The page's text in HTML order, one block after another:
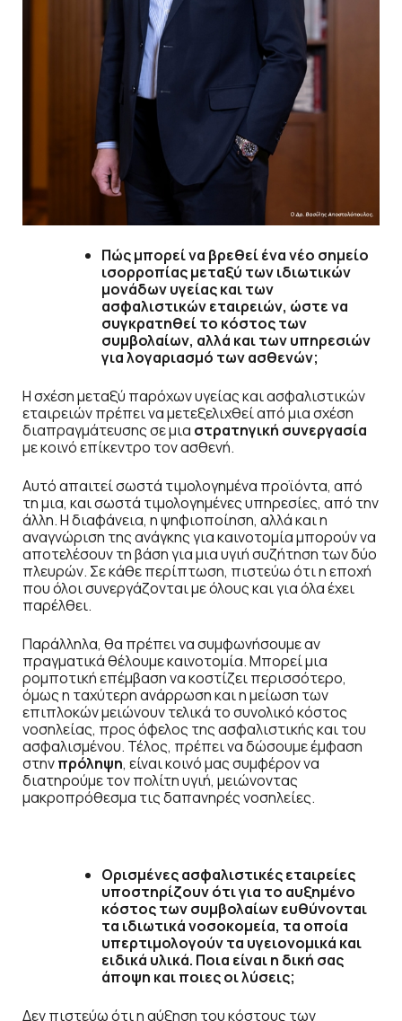
Πώς μπορεί να βρεθεί ένα νέο σημείο
ισορροπίας μεταξύ των ιδιωτικών
μονάδων υγείας και των
ασφαλιστικών εταιρειών, ώστε να
συγκρατηθεί το κόστος των
συμβολαίων, αλλά και των υπηρεσιών
για λογαριασμό των ασθενών;
Η σχέση μεταξύ παρόχων υγείας και ασφαλιστικών
εταιρειών πρέπει να μετεξελιχθεί από μια σχέση
διαπραγμάτευσης σε μια στρατηγική συνεργασία
με κοινό επίκεντρο τον ασθενή.
Αυτό απαιτεί σωστά τιμολογημένα προϊόντα, από
τη μια, και σωστά τιμολογημένες υπηρεσίες, από την
άλλη. Η διαφάνεια, η ψηφιοποίηση, αλλά και η
αναγνώριση της ανάγκης για καινοτομία μπορούν να
αποτελέσουν τη βάση για μια υγιή συζήτηση των δύο
πλευρών. Σε κάθε περίπτωση, πιστεύω ότι η εποχή
που όλοι συνεργάζονται με όλους και για όλα έχει
παρέλθει.
Παράλληλα, θα πρέπει να συμφωνήσουμε αν
πραγματικά θέλουμε καινοτομία. Μπορεί μια
ρομποτική επέμβαση να κοστίζει περισσότερο,
όμως η ταχύτερη ανάρρωση και η μείωση των
επιπλοκών μειώνουν τελικά το συνολικό κόστος
νοσηλείας, προς όφελος της ασφαλιστικής και του
ασφαλισμένου. Τέλος, πρέπει να δώσουμε έμφαση
στηνπρόληψη, είναι κοινό μας συμφέρον να
διατηρούμε τον πολίτη υγιή, μειώνοντας
μακροπρόθεσμα τις δαπανηρές νοσηλείες.
Ορισμένες ασφαλιστικές εταιρείες
υποστηρίζουν ότι για το αυξημένο
κόστος των συμβολαίων ευθύνονται
τα ιδιωτικά νοσοκομεία, τα οποία
υπερτιμολογούν τα υγειονομικά και
ειδικά υλικά. Ποια είναι η δική σας
άποψη και ποιες οι λύσεις;
Δεν πιστεύω ότι η αύξηση του κόστους των